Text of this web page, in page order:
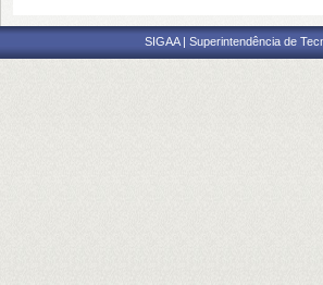
SIGAA | Superintendência de